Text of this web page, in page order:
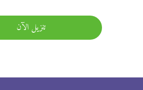
تنزيل الآن